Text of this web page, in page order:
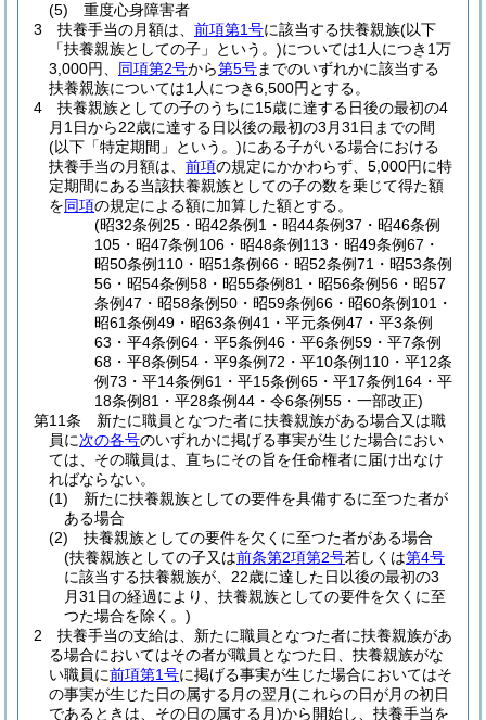
(5)
重度心身障害者
3
扶養手当の月額は、 前項第1号に該当する扶養親族(以下
「扶養親族としての子」という。)については1人につき1万
3,000円、 同項第2号から第5号までのいずれかに該当する
扶養親族については1人につき6,500円とする。
4
扶養親族としての子のうちに15歳に達する日後の最初の4
月1日から22歳に達する日以後の最初の3月31日までの間
(以下「特定期間」という。)にある子がいる場合における
扶養手当の月額は、 前項の規定にかかわらず、5,000円に特
定期間にある当該扶養親族としての子の数を乗じて得た額
を同項の規定による額に加算した額とする。
(昭32条例25・昭42条例1・昭44条例37・昭46条例
105・昭47条例106・昭48条例113・昭49条例67・
昭50条例110・昭51条例66・昭52条例71・昭53条例
56・昭54条例58・昭55条例81・昭56条例56・昭57
条例47・昭58条例50・昭59条例66・昭60条例101・
昭61条例49・昭63条例41・平元条例47・平3条例
63・平4条例64・平5条例46・平6条例59・平7条例
68・平8条例54・平9条例72・平10条例110・平12条
例73・平14条例61・平15条例65・平17条例164・平
18条例81・平28条例44・令6条例55・一部改正)
第11条
新たに職員となつた者に扶養親族がある場合又は職
員に次の各号のいずれかに掲げる事実が生じた場合におい
ては、その職員は、直ちにその旨を任命権者に届け出なけ
ればならない。
(1)
新たに扶養親族としての要件を具備するに至つた者が
ある場合
(2)
扶養親族としての要件を欠くに至つた者がある場合
(扶養親族としての子又は前条第2項第2号若しくは第4号
に該当する扶養親族が、22歳に達した日以後の最初の3
月31日の経過により、扶養親族としての要件を欠くに至
つた場合を除く。)
2
扶養手当の支給は、新たに職員となつた者に扶養親族があ
る場合においてはその者が職員となつた日、扶養親族がな
い職員に前項第1号に掲げる事実が生じた場合においてはそ
の事実が生じた日の属する月の翌月(これらの日が月の初日
であるときは、その日の属する月)から開始し、扶養手当を